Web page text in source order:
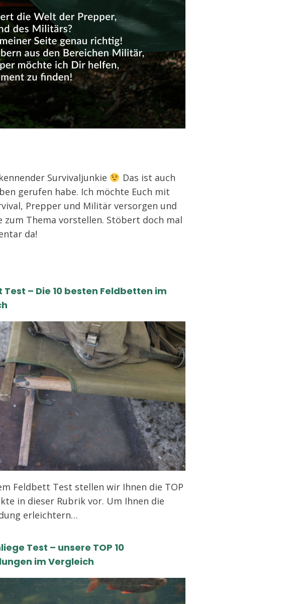
Survivaljunkie
Das ist auch
gerufen habe. Ich möchte Euch mit
Prepper und Militär versorgen und
zum Thema vorstellen. Stöbert doch mal
da!
Test – Die 10 besten Feldbetten im
Feldbett Test stellen wir Ihnen die TOP
in dieser Rubrik vor. Um Ihnen die
erleichtern…
Test – unsere TOP 10
im Vergleich